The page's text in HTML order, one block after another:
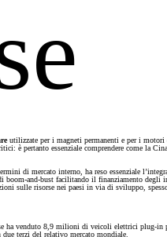
utilizzate per i magneti permanenti e per i
pertanto essenziale comprendere come la Cina
di mercato interno, ha reso essenziale
boom-and-bust facilitando il finanziamento
sulle risorse nei paesi in via di sviluppo,
ha venduto 8,9 milioni di veicoli elettrici plug-
terzi del relativo mercato mondiale.